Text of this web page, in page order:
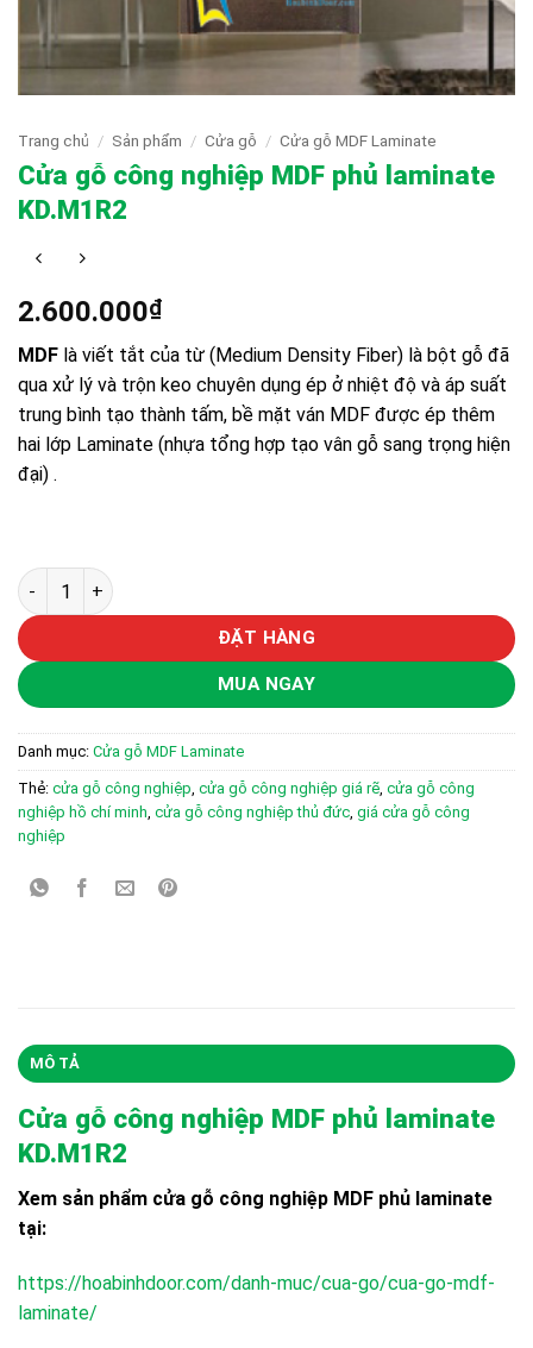
Trang chủ / Sản phẩm / Cửa gỗ / Cửa gỗ MDF Laminate
Cửa gỗ công nghiệp MDF phủ laminate
KD.M1R2
2.600.000₫
MDF là viết tắt của từ (Medium Density Fiber) là bột gỗ đã
qua xử lý và trộn keo chuyên dụng ép ở nhiệt độ và áp suất
trung bình tạo thành tấm, bề mặt ván MDF được ép thêm
hai lớp Laminate (nhựa tổng hợp tạo vân gỗ sang trọng hiện
đại) .
Cửa gỗ công nghiệp MDF phủ laminate KD.M1R2 số lượng
ĐẶT HÀNG
MUA NGAY
Danh mục: Cửa gỗ MDF Laminate
Thẻ: cửa gỗ công nghiệp, cửa gỗ công nghiệp giá rẽ, cửa gỗ công
nghiệp hồ chí minh, cửa gỗ công nghiệp thủ đức, giá cửa gỗ công
nghiệp
MÔ TẢ
Cửa gỗ công nghiệp MDF phủ laminate
KD.M1R2
Xem sản phẩm cửa gỗ công nghiệp MDF phủ laminate
tại:
https://hoabinhdoor.com/danh-muc/cua-go/cua-go-mdf-
laminate/